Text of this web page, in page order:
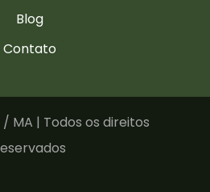
Blog
Contato
/ MA | Todos os direitos